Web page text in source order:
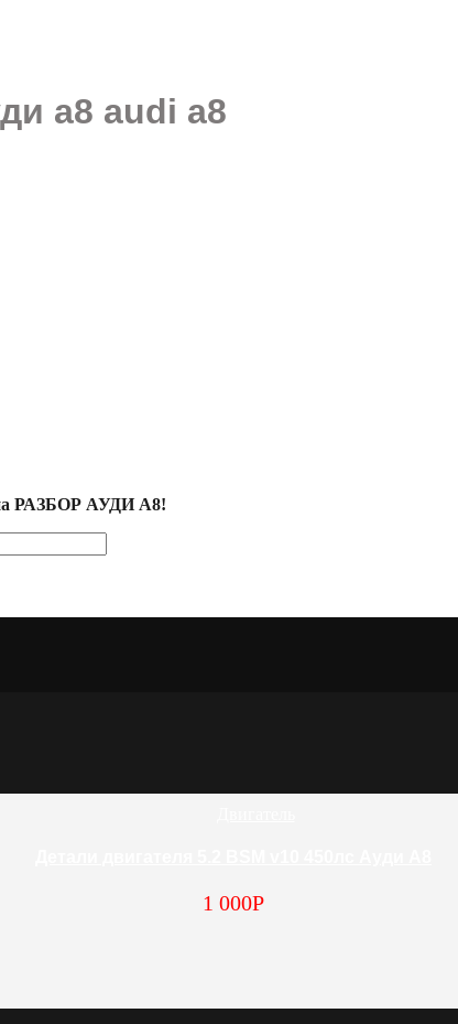
а8 audi a8
РАЗБОР АУДИ А8!
1 000Р